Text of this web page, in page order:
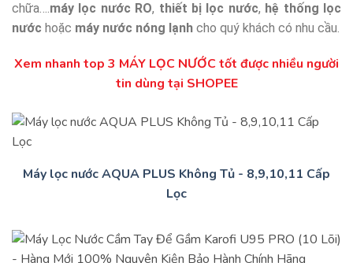
chữa….máy lọc nước RO, thiết bị lọc nước, hệ thống lọc
nước hoặc máy nước nóng lạnh cho quý khách có nhu cầu.
Xem nhanh top 3 MÁY LỌC NƯỚC tốt được nhiều người
tin dùng tại SHOPEE
Máy lọc nước AQUA PLUS Không Tủ - 8,9,10,11 Cấp
Lọc